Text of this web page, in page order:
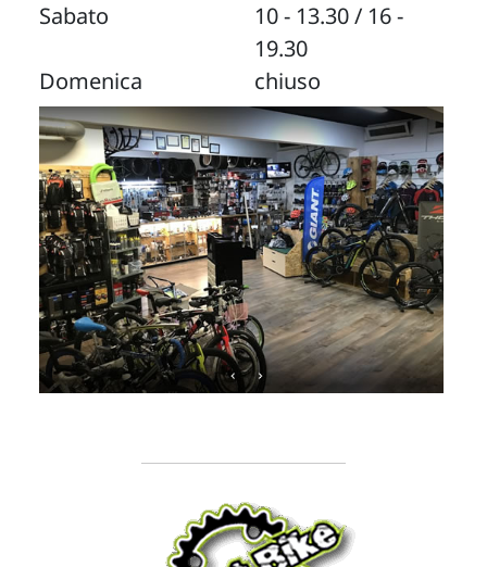
Sabato
10 - 13.30 / 16 -
19.30
Domenica
chiuso